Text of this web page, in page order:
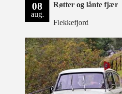
08
aug.
Røtter og lånte fjær
Flekkefjord